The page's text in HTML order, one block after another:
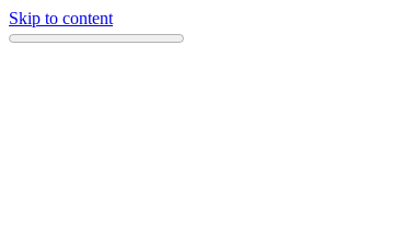
Skip to content